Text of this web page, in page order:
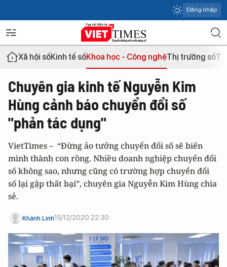
Đăng nhập
Xã hội sốKinh tế sốKhoa học - Công nghệThị trường số
Chuyên gia kinh tế Nguyễn Kim
Hùng cảnh báo chuyển đổi số
"phản tác dụng"
VietTimes – “Đừng ảo tưởng chuyển đổi số sẽ biến
mình thành con rồng. Nhiều doanh nghiệp chuyển đổi
số không sao, nhưng cũng có trường hợp chuyển đổi
số lại gặp thất bại”, chuyên gia Nguyễn Kim Hùng chia
sẻ.
Khánh Linh15/12/2020 22:30